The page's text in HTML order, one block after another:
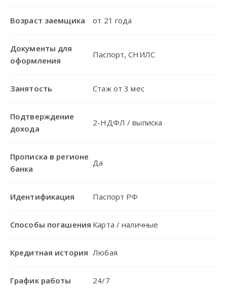
Возраст заемщика от 21 года
Документы для
оформления
Паспорт, СНИЛС
Занятость Стаж от 3 мес
Подтверждение
дохода
2-НДФЛ / выписка
Прописка в регионе
банка
Да
Идентификация Паспорт РФ
Способы погашения Карта / наличные
Кредитная история Любая
График работы 24/7